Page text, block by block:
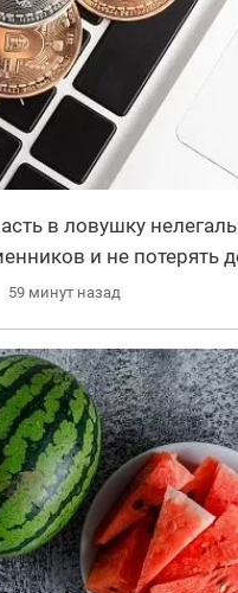
в ловушку
и не потерять
59 минут назад